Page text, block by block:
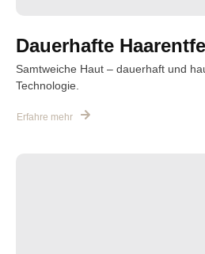
Dauerhafte
Samtweiche Haut – dauerhaft und
Technologie.
Erfahre mehr